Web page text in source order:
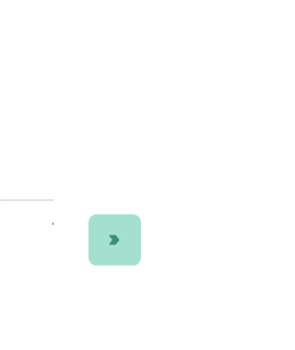
Ana L. Fernández -
10 Jun, 2026